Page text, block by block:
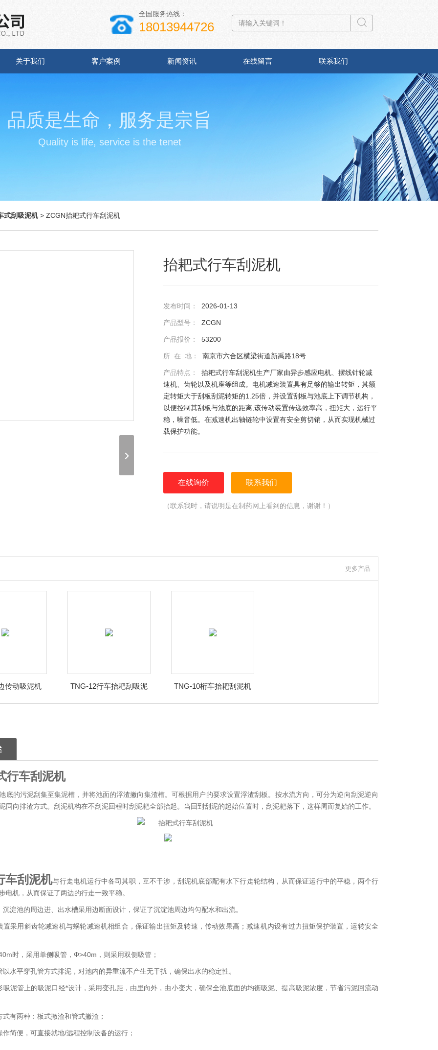
全国服务热线：
18013944726
关于我们 客户案例 新闻资讯 在线留言 联系我们
品质是生命，服务是宗旨
Quality is life, service is the tenet
式刮吸泥机> ZCGN抬耙式行车刮泥机
抬耙式行车刮泥机
发布时间： 2026-01-13
产品型号： ZCGN
产品报价： 53200
所 在 地： 南京市六合区横梁街道新禹路18号
产品特点： 抬耙式行车刮泥机生产厂家由异步感应电机、摆线针轮减
速机、齿轮以及机座等组成。电机减速装置具有足够的输出转矩，其额
定转矩大于刮板刮泥转矩的1.25倍，并设置刮板与池底上下调节机构，
以便控制其刮板与池底的距离,该传动装置传递效率高，扭矩大，运行平
稳，噪音低。在减速机出轴链轮中设置有安全剪切销，从而实现机械过
载保护功能。
在线询价 联系我们
（联系我时，请说明是在制药网上看到的信息，谢谢！）
更多产品
传动吸泥机
TNG-12行车抬耙刮吸泥
TNG-10桁车抬耙刮泥机
行车刮泥机
底的污泥刮集至集泥槽，并将池面的浮渣撇向集渣槽。可根据用户的要求设置浮渣刮板。按水流方向，可分为逆向刮泥逆向
同向排渣方式。刮泥机构在不刮泥回程时刮泥耙全部抬起。当回到刮泥的起始位置时，刮泥耙落下，这样周而复始的工作。
车刮泥机与行走电机运行中各司其职，互不干涉，刮泥机底部配有水下行走轮结构，从而保证运行中的平稳，两个行
电机，从而保证了两边的行走一致平稳。
沉淀池的周边进、出水槽采用边断面设计，保证了沉淀池周边均匀配水和出流。
置采用斜齿轮减速机与蜗轮减速机相组合，保证输出扭矩及转速，传动效果高；减速机内设有过力扭矩保护装置，运转安全
时，采用单侧吸管，Φ>40m，则采用双侧吸管；
以水平穿孔管方式排泥，对池内的异重流不产生无干扰，确保出水的稳定性。
吸泥管上的吸泥口经*设计，采用变孔距，由里向外，由小变大，确保全池底面的均衡吸泥、提高吸泥浓度，节省污泥回流动
式有两种：板式撇渣和管式撇渣；
作简便，可直接就地/远程控制设备的运行；